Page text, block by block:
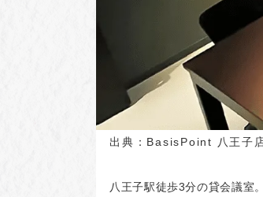
出典： BasisPoint 八王子
八王子駅徒歩3分の貸会議室